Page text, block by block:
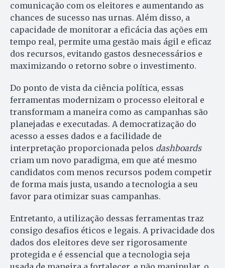
comunicação com os eleitores e aumentando as
chances de sucesso nas urnas. Além disso, a
capacidade de monitorar a eficácia das ações em
tempo real, permite uma gestão mais ágil e eficaz
dos recursos, evitando gastos desnecessários e
maximizando o retorno sobre o investimento.
Do ponto de vista da ciência política, essas
ferramentas modernizam o processo eleitoral e
transformam a maneira como as campanhas são
planejadas e executadas. A democratização do
acesso a esses dados e a facilidade de
interpretação proporcionada pelos dashboards
criam um novo paradigma, em que até mesmo
candidatos com menos recursos podem competir
de forma mais justa, usando a tecnologia a seu
favor para otimizar suas campanhas.
Entretanto, a utilização dessas ferramentas traz
consigo desafios éticos e legais. A privacidade dos
dados dos eleitores deve ser rigorosamente
protegida e é essencial que a tecnologia seja